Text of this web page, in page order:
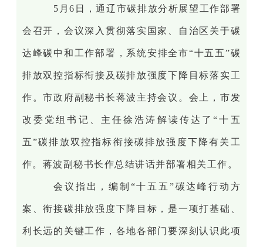
5月6日，通辽市碳排放分析展望工作部署
会召开，会议深入贯彻落实国家、自治区关于碳
达峰碳中和工作部署，系统安排全市“十五五”碳
排放双控指标衔接及碳排放强度下降目标落实工
作。市政府副秘书长蒋波主持会议。会上，市发
改委党组书记、主任徐浩涛解读传达了“十五
五”碳排放双控指标衔接碳排放强度下降有关工
作。蒋波副秘书长作总结讲话并部署相关工作。
会议指出，编制“十五五”碳达峰行动方
案、衔接碳排放强度下降目标，是一项打基础、
利长远的关键工作，各地各部门要深刻认识此项